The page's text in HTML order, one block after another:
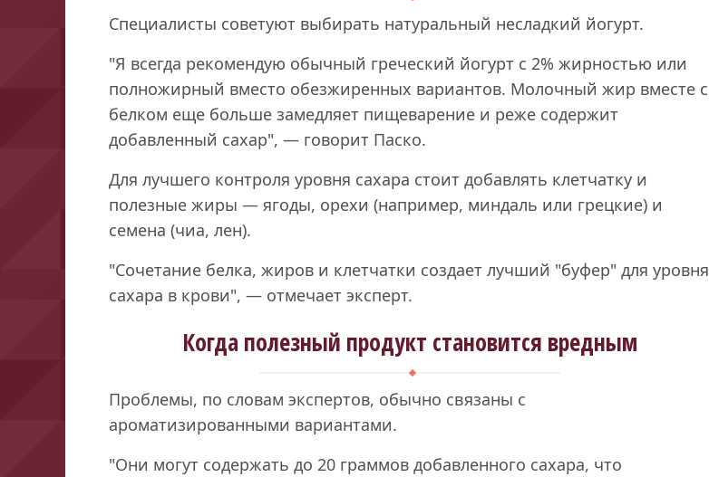
Специалисты советуют выбирать натуральный несладкий йогурт.
"Я всегда рекомендую обычный греческий йогурт с 2% жирностью или
полножирный вместо обезжиренных вариантов. Молочный жир вместе с
белком еще больше замедляет пищеварение и реже содержит
добавленный сахар", — говорит Паско.
Для лучшего контроля уровня сахара стоит добавлять клетчатку и
полезные жиры — ягоды, орехи (например, миндаль или грецкие) и
семена (чиа, лен).
"Сочетание белка, жиров и клетчатки создает лучший "буфер" для уровня
сахара в крови", — отмечает эксперт.
Когда полезный продукт становится вредным
Проблемы, по словам экспертов, обычно связаны с
ароматизированными вариантами.
"Они могут содержать до 20 граммов добавленного сахара, что